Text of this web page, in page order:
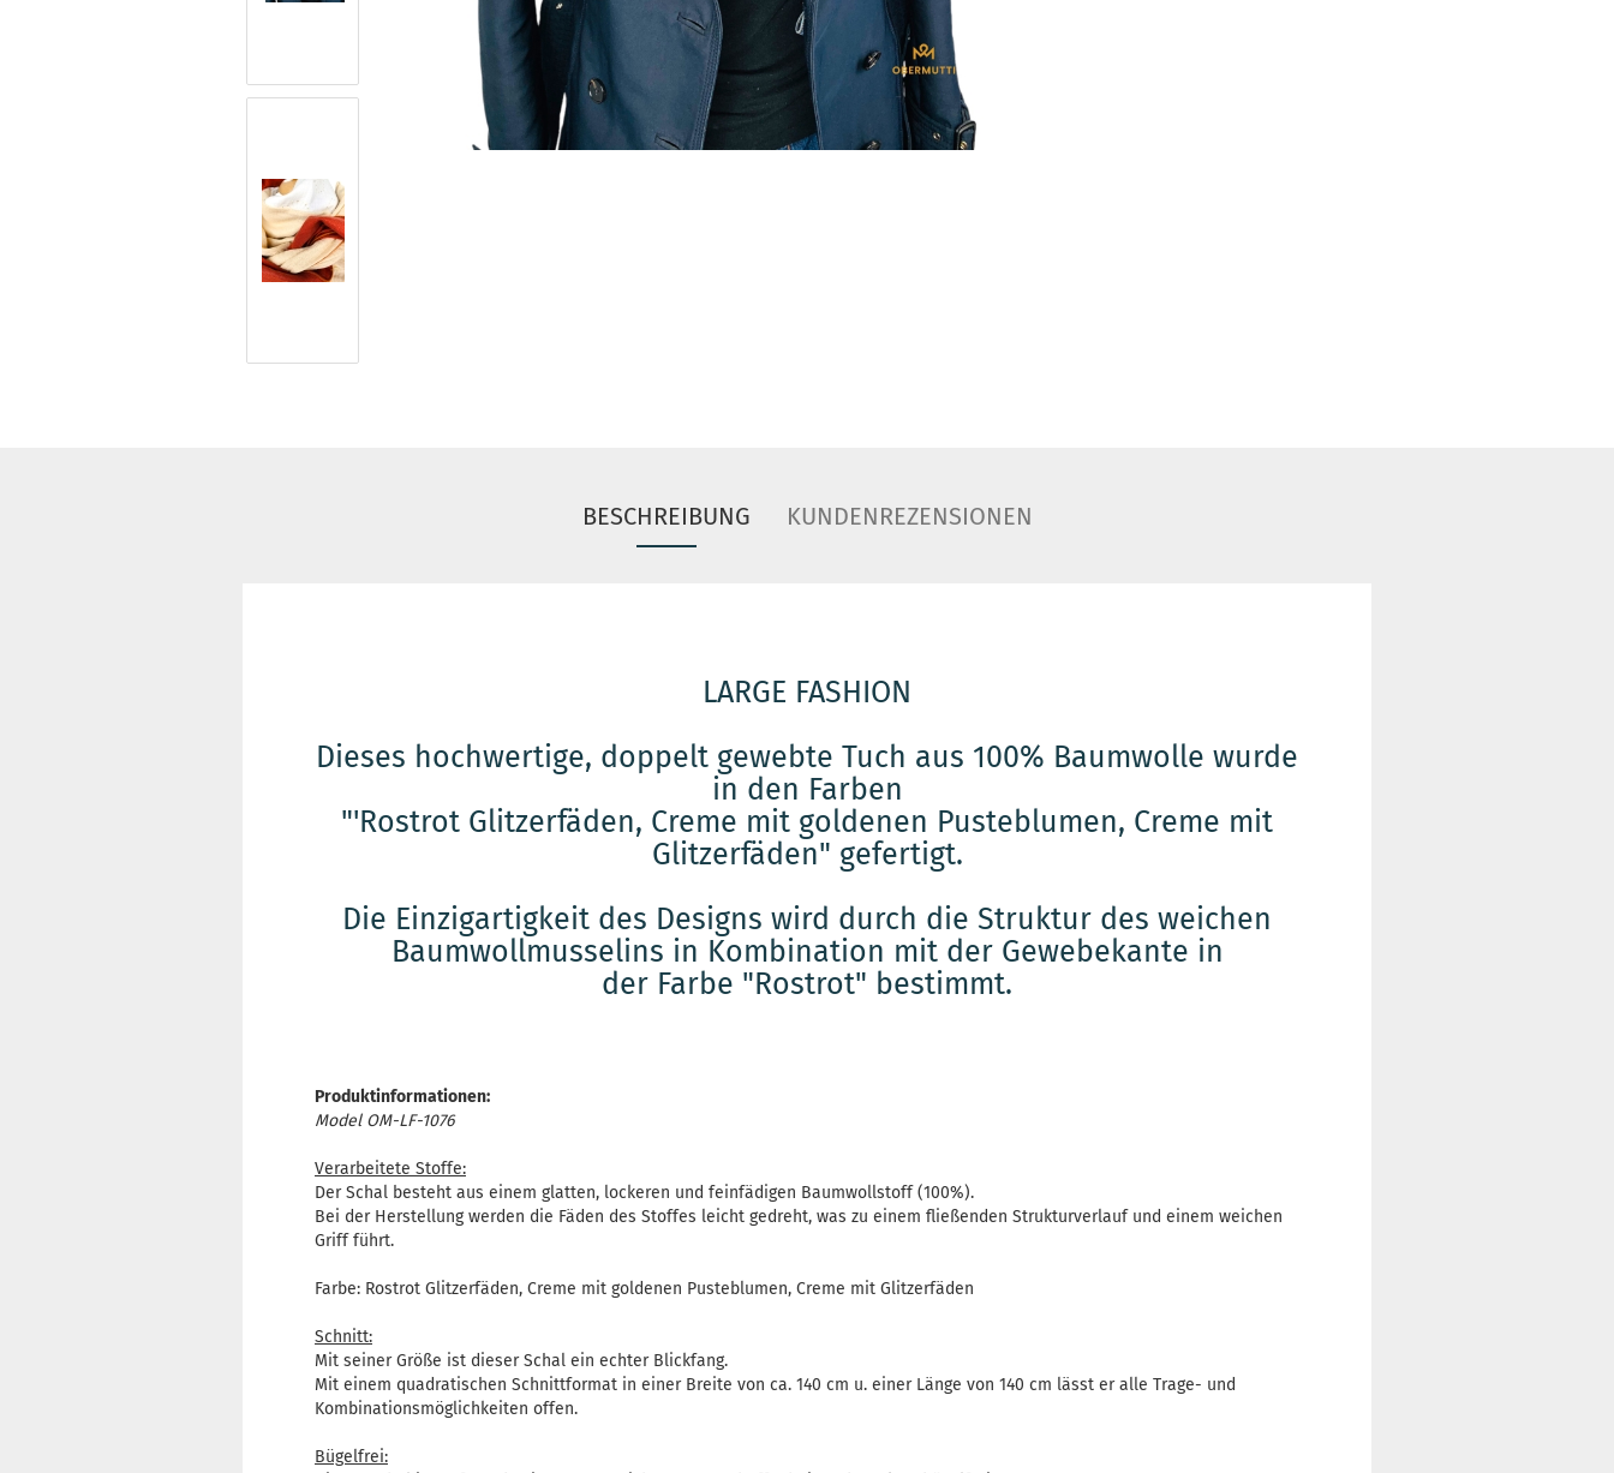
BESCHREIBUNG KUNDENREZENSIONEN
LARGE FASHION
Dieses hochwertige, doppelt gewebte Tuch aus 100% Baumwolle wurde
in den Farben
"'Rostrot Glitzerfäden, Creme mit goldenen Pusteblumen, Creme mit
Glitzerfäden" gefertigt.
Die Einzigartigkeit des Designs wird durch die Struktur des weichen
Baumwollmusselins in Kombination mit der Gewebekante in
der Farbe "Rostrot" bestimmt.
Produktinformationen:
Model OM-LF-1076
Verarbeitete Stoffe:
Der Schal besteht aus einem glatten, lockeren und feinfädigen Baumwollstoff (100%).
Bei der Herstellung werden die Fäden des Stoffes leicht gedreht, was zu einem fließenden Strukturverlauf und einem weichen
Griff führt.
Farbe: Rostrot Glitzerfäden, Creme mit goldenen Pusteblumen, Creme mit Glitzerfäden
Schnitt:
Mit seiner Größe ist dieser Schal ein echter Blickfang.
Mit einem quadratischen Schnittformat in einer Breite von ca. 140 cm u. einer Länge von 140 cm lässt er alle Trage- und
Kombinationsmöglichkeiten offen.
Bügelfrei: